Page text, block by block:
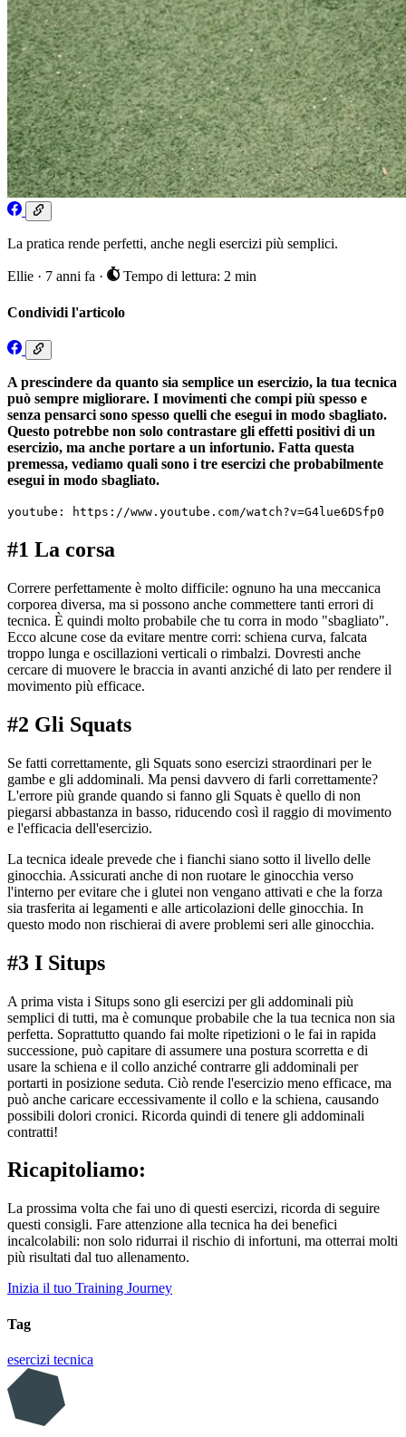
La pratica rende perfetti, anche negli esercizi più semplici.
Ellie · 7 anni fa · Tempo di lettura: 2 min
Condividi l'articolo
A prescindere da quanto sia semplice un esercizio, la tua tecnica
può sempre migliorare. I movimenti che compi più spesso e
senza pensarci sono spesso quelli che esegui in modo sbagliato.
Questo potrebbe non solo contrastare gli effetti positivi di un
esercizio, ma anche portare a un infortunio. Fatta questa
premessa, vediamo quali sono i tre esercizi che probabilmente
esegui in modo sbagliato.
youtube: https://www.youtube.com/watch?v=G4lue6DSfp0
#1 La corsa
Correre perfettamente è molto difficile: ognuno ha una meccanica
corporea diversa, ma si possono anche commettere tanti errori di
tecnica. È quindi molto probabile che tu corra in modo "sbagliato".
Ecco alcune cose da evitare mentre corri: schiena curva, falcata
troppo lunga e oscillazioni verticali o rimbalzi. Dovresti anche
cercare di muovere le braccia in avanti anziché di lato per rendere il
movimento più efficace.
#2 Gli Squats
Se fatti correttamente, gli Squats sono esercizi straordinari per le
gambe e gli addominali. Ma pensi davvero di farli correttamente?
L'errore più grande quando si fanno gli Squats è quello di non
piegarsi abbastanza in basso, riducendo così il raggio di movimento
e l'efficacia dell'esercizio.
La tecnica ideale prevede che i fianchi siano sotto il livello delle
ginocchia. Assicurati anche di non ruotare le ginocchia verso
l'interno per evitare che i glutei non vengano attivati e che la forza
sia trasferita ai legamenti e alle articolazioni delle ginocchia. In
questo modo non rischierai di avere problemi seri alle ginocchia.
#3 I Situps
A prima vista i Situps sono gli esercizi per gli addominali più
semplici di tutti, ma è comunque probabile che la tua tecnica non sia
perfetta. Soprattutto quando fai molte ripetizioni o le fai in rapida
successione, può capitare di assumere una postura scorretta e di
usare la schiena e il collo anziché contrarre gli addominali per
portarti in posizione seduta. Ciò rende l'esercizio meno efficace, ma
può anche caricare eccessivamente il collo e la schiena, causando
possibili dolori cronici. Ricorda quindi di tenere gli addominali
contratti!
Ricapitoliamo:
La prossima volta che fai uno di questi esercizi, ricorda di seguire
questi consigli. Fare attenzione alla tecnica ha dei benefici
incalcolabili: non solo ridurrai il rischio di infortuni, ma otterrai molti
più risultati dal tuo allenamento.
Inizia il tuo Training Journey
Tag
esercizi tecnica